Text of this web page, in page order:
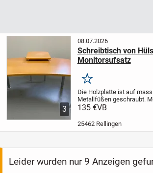
3
08.07.2026
Schreibtisch von
Monitorsufsatz
Merken
Die Holzplatte ist auf
Metallfüßen geschraubt.
flexibel aufsetzbar (rechts,
152 cm, Tiefe: 84 cm
Hóhe ab Boden:...
135 €VB
25462 Rellingen
Leider wurden nur 9 Anzeigen